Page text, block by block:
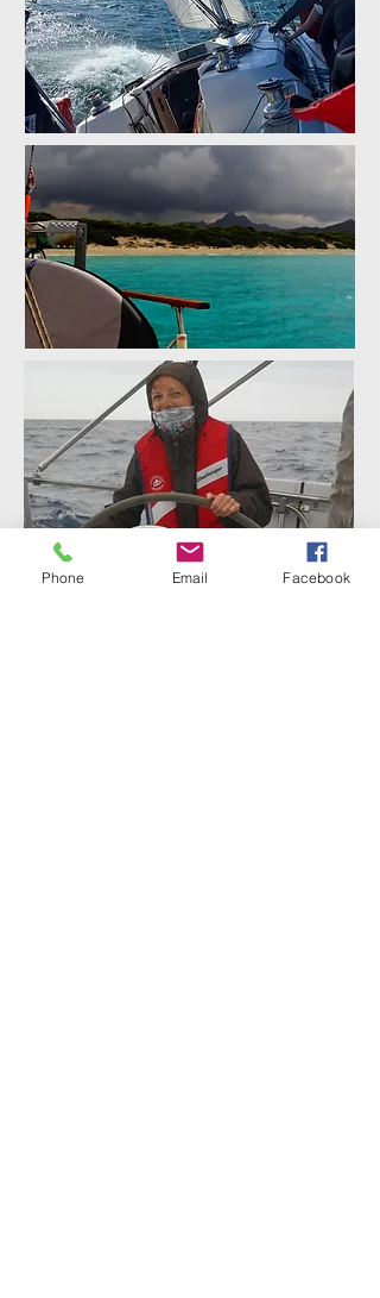
Phone Email Facebook